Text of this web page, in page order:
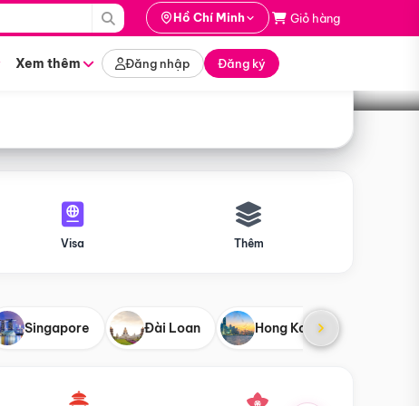
Hồ Chí Minh Giỏ hàng
Xem thêm Đăng nhập Đăng ký
Tìm tour
Visa Thêm
Singapore Đài Loan Hong Kong